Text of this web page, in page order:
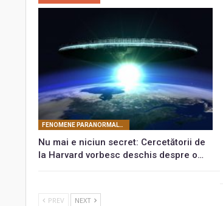
FENOMENE PARANORMALE ŞI MISTERE
Nu mai e niciun secret: Cercetătorii de
la Harvard vorbesc deschis despre o…
PREV NEXT